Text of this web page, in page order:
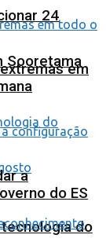
24
Sooretama
do
em
a
do ES